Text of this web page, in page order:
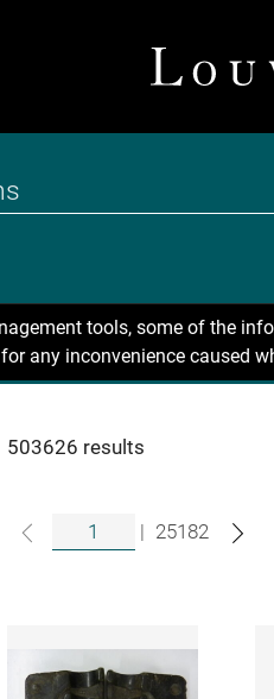
tools, some of the
any inconvenience caused
503626 results
| 25182